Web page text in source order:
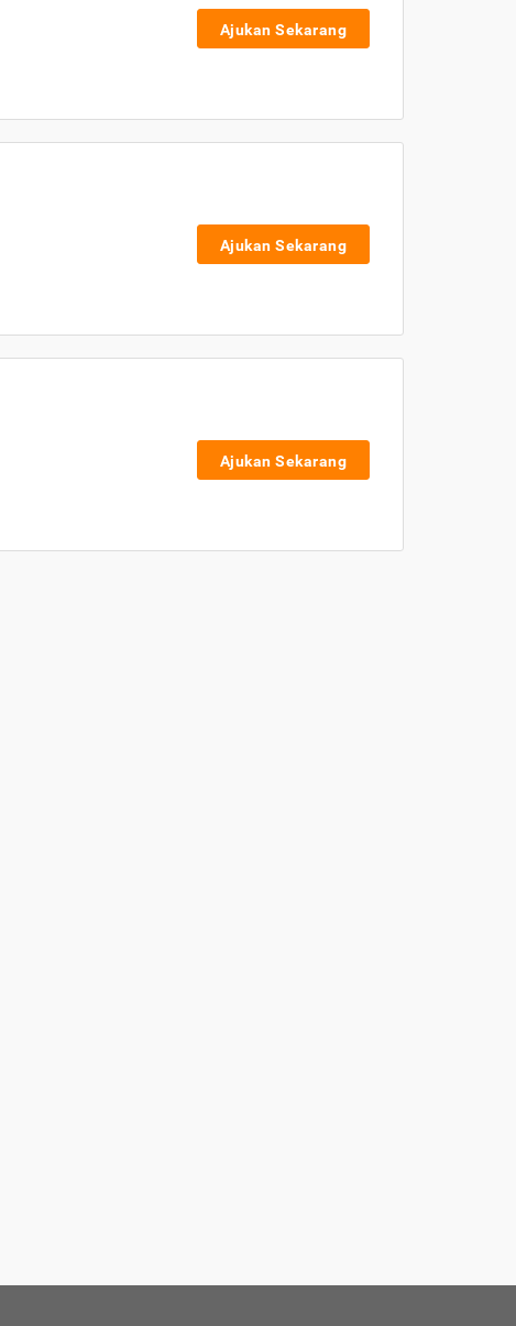
Ajukan Sekarang
Ajukan Sekarang
Ajukan Sekarang